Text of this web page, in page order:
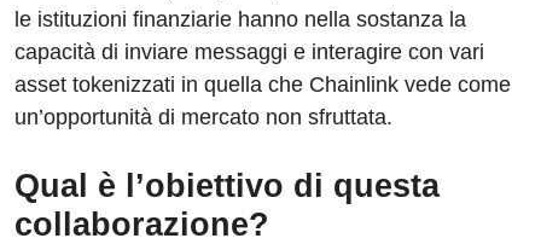
le istituzioni finanziarie hanno nella sostanza la
capacità di inviare messaggi e interagire con vari
asset tokenizzati in quella che Chainlink vede come
un’opportunità di mercato non sfruttata.
Qual è l’obiettivo di questa
collaborazione?